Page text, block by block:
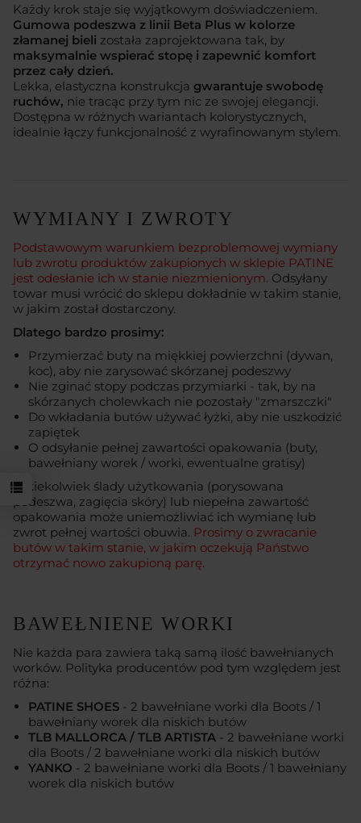
Każdy krok staje się wyjątkowym doświadczeniem.
Gumowa podeszwa z linii Beta Plus w kolorze
złamanej bieli została zaprojektowana tak, by
maksymalnie wspierać stopę i zapewnić komfort
przez cały dzień.
Lekka, elastyczna konstrukcja gwarantuje swobodę
ruchów, nie tracąc przy tym nic ze swojej elegancji.
Dostępna w różnych wariantach kolorystycznych,
idealnie łączy funkcjonalność z wyrafinowanym stylem.
WYMIANY I ZWROTY
Podstawowym warunkiem bezproblemowej wymiany
lub zwrotu produktów zakupionych w sklepie PATINE
jest odesłanie ich w stanie niezmienionym. Odsyłany
towar musi wrócić do sklepu dokładnie w takim stanie,
w jakim został dostarczony.
Dlatego bardzo prosimy:
Przymierzać buty na miękkiej powierzchni (dywan,
koc), aby nie zarysować skórzanej podeszwy
Nie zginać stopy podczas przymiarki - tak, by na
skórzanych cholewkach nie pozostały "zmarszczki"
Do wkładania butów używać łyżki, aby nie uszkodzić
zapiętek
O odsyłanie pełnej zawartości opakowania (buty,
bawełniany worek / worki, ewentualne gratisy)
Jakiekolwiek ślady użytkowania (porysowana
podeszwa, zagięcia skóry) lub niepełna zawartość
opakowania może uniemożliwiać ich wymianę lub
zwrot pełnej wartości obuwia. Prosimy o zwracanie
butów w takim stanie, w jakim oczekują Państwo
otrzymać nowo zakupioną parę.
BAWEŁNIENE WORKI
Nie każda para zawiera taką samą ilość bawełnianych
worków. Polityka producentów pod tym względem jest
różna:
PATINE SHOES - 2 bawełniane worki dla Boots / 1
bawełniany worek dla niskich butów
TLB MALLORCA / TLB ARTISTA - 2 bawełniane worki
dla Boots / 2 bawełniane worki dla niskich butów
YANKO - 2 bawełniane worki dla Boots / 1 bawełniany
worek dla niskich butów